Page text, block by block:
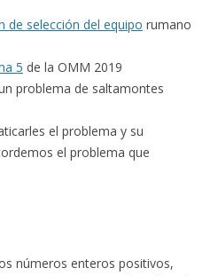
de selección del equipo rumano
5 de la OMM 2019
problema de saltamontes
el problema y su
el problema que
números enteros positivos,